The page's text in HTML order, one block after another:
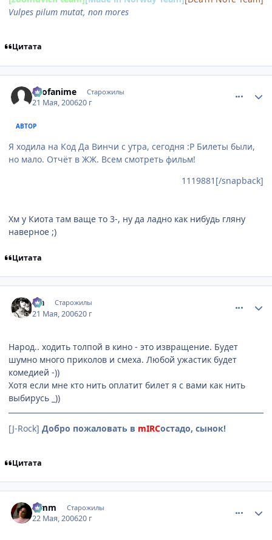
Vulpes pilum mutat, non mores
Цитата
allofanime Старожилы
21 Мая, 200620 г
АВТОР
Я ходила на Код Да Винчи с утра, сегодня :Р Билеты были,
но мало. Отчёт в ЖЖ. Всем смотреть фильм!
1119881[/snapback]
Хм у Киота там ваще то 3-, ну да ладно как нибудь гляну
наверное ;)
Цитата
Lia Старожилы
21 Мая, 200620 г
Народ.. ходить толпой в кино - это извращение. Будет
шумно много приколов и смеха. Любой ужастик будет
комедией -))
Хотя если мне кто нить оплатит билет я с вами как нить
выбирусь _))
[J-Rock] Добро пожаловать в mIRCостадо, сынок!
Цитата
Limm Старожилы
22 Мая, 200620 г